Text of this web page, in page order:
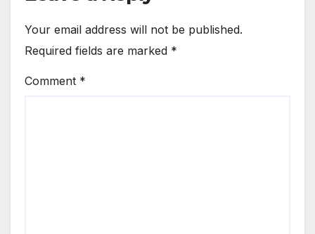
Your email address will not be published.
Required fields are marked *
Comment *